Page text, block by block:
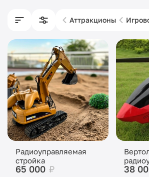
Аттракционы
Радиоуправляемая
стройка
65 000 ₽ 38